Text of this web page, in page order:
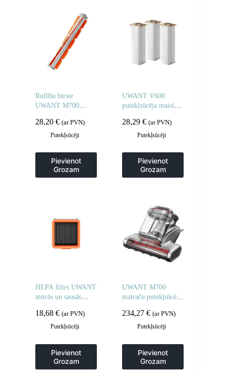
Rullīšu birste
UWANT M700
28,20 € (ar PVN)
Putekļsūcēji
Pievienot
Grozam
UWANT V600
putekļsūcēja maisiņš
28,29€ (ar PVN)
Putekļsūcēji
Pievienot
Grozam
HEPA filtrs UWANT
mitrās un sausās
putekļsūcējiem
18,68 € (ar PVN)
Putekļsūcēji
Pievienot
Grozam
UWANT M700
matraču putekļsūcējs
alergēnus – pelēks
234,27€ (ar PVN)
Putekļsūcēji
Pievienot
Grozam